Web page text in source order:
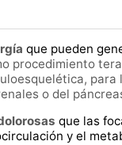
que pueden
procedimiento
para
o del
que las
y el